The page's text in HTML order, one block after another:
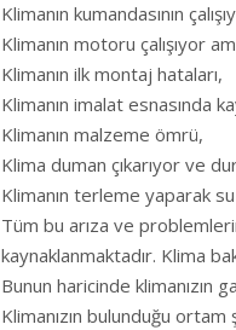
Klimanın kumandasının
Klimanın motoru çalışıyor
Klimanın ilk montaj hataları,
Klimanın imalat esnasında
Klimanın malzeme ömrü,
Klima duman çıkarıyor ve
Klimanın terleme yaparak su
Tüm bu arıza ve
kaynaklanmaktadır. Klima
Bunun haricinde klimanızın
Klimanızın bulunduğu ortam